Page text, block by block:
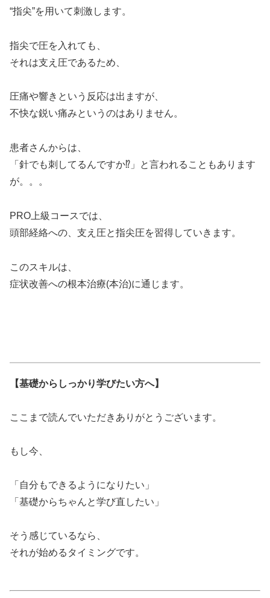
“指尖”を用いて刺激します。
指尖で圧を入れても、
それは支え圧であるため、
圧痛や響きという反応は出ますが、
不快な鋭い痛みというのはありません。
患者さんからは、
「針でも刺してるんですか⁉︎」と言われることもあります
が。。。
PRO上級コースでは、
頭部経絡への、支え圧と指尖圧を習得していきます。
このスキルは、
症状改善への根本治療(本治)に通じます。
【基礎からしっかり学びたい方へ】
ここまで読んでいただきありがとうございます。
もし今、
「自分もできるようになりたい」
「基礎からちゃんと学び直したい」
そう感じているなら、
それが始めるタイミングです。